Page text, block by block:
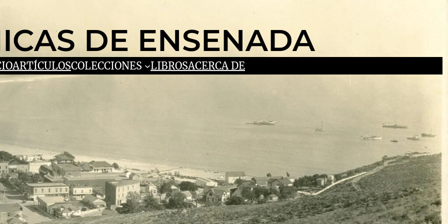
DE ENSENADA
ARTÍCULOSCOLECCIONES LIBROSACERCA DE